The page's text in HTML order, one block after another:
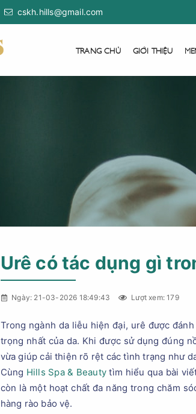
cskh.hills@gmail.com
TRANG CHỦ GIỚI THIỆU
Urê có tác dụng gì
Ngày: 21-03-2026 18:49:43 Lượt xem: 179
Trong ngành da liễu hiện đại, urê được
trọng nhất của da. Khi được sử dụng đúng
vừa giúp cải thiện rõ rệt các tình trạng như
Cùng Hills Spa & Beauty tìm hiểu qua bài
còn là một hoạt chất đa năng trong chăm
hàng rào bảo vệ.